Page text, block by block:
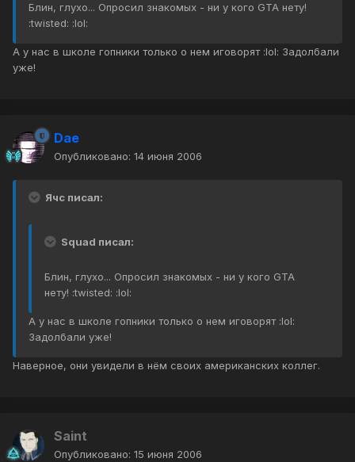
Блин, глухо... Опросил знакомых - ни у кого GTA нету!
:twisted: :lol:
А у нас в школе гопники только о нем иговорят :lol: Задолбали
уже!
Dae
Опубликовано: 14 июня 2006
Ячс писал:
Squad писал:
Блин, глухо... Опросил знакомых - ни у кого GTA
нету! :twisted: :lol:
А у нас в школе гопники только о нем иговорят :lol:
Задолбали уже!
Наверное, они увидели в нём своих американских коллег.
Saint
Опубликовано: 15 июня 2006